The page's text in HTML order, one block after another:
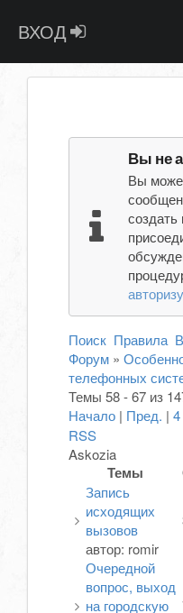
ВХОД
Вы не
Вы
Поиск Правила
Форум »
телефонных
Темы 58 - 67 из
Начало | Пред. | 4
RSS
Askozia
Темы
Запись
исходящих
вызовов
автор: romir
Очередной
вопрос, выход
на городскую